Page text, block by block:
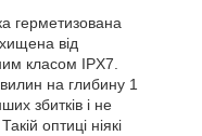
герметизована
від
класом IPX7.
на глибину 1
збитків і не
оптиці ніякі